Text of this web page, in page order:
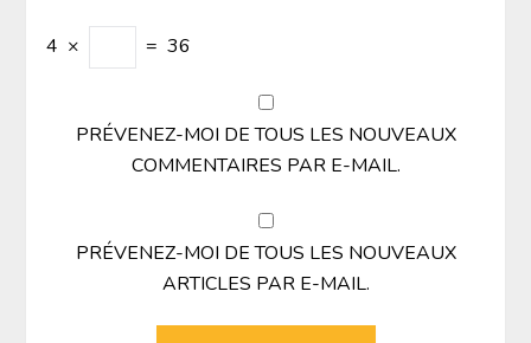
4 × = 36
PRÉVENEZ-MOI DE TOUS LES NOUVEAUX
COMMENTAIRES PAR E-MAIL.
PRÉVENEZ-MOI DE TOUS LES NOUVEAUX
ARTICLES PAR E-MAIL.